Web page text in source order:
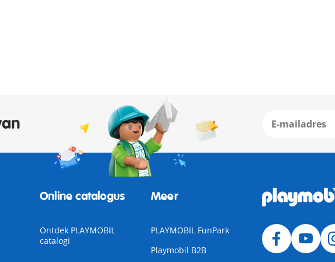
Online catalogus
Ontdek PLAYMOBIL
catalogi
Meer
PLAYMOBIL FunPark
Playmobil B2B